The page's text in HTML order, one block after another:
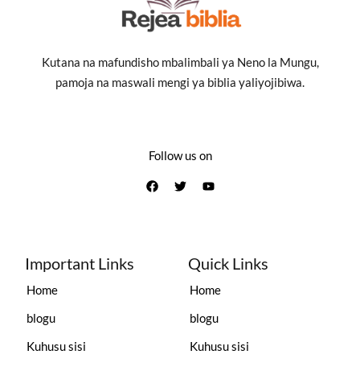
Kutana na mafundisho mbalimbali ya Neno la Mungu,
pamoja na maswali mengi ya biblia yaliyojibiwa.
Follow us on
Important Links
Home
blogu
Kuhusu sisi
Quick Links
Home
blogu
Kuhusu sisi